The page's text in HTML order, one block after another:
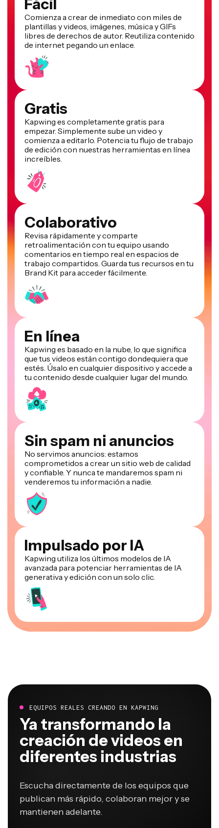
Fácil
Comienza a crear de inmediato con miles de
plantillas y videos, imágenes, música y GIFs
libres de derechos de autor. Reutiliza contenido
de internet pegando un enlace.
Gratis
Kapwing es completamente gratis para
empezar. Simplemente sube un video y
comienza a editarlo. Potencia tu flujo de trabajo
de edición con nuestras herramientas en línea
increíbles.
Colaborativo
Revisa rápidamente y comparte
retroalimentación con tu equipo usando
comentarios en tiempo real en espacios de
trabajo compartidos. Guarda tus recursos en tu
Brand Kit para acceder fácilmente.
En línea
Kapwing es basado en la nube, lo que significa
que tus videos están contigo dondequiera que
estés. Úsalo en cualquier dispositivo y accede a
tu contenido desde cualquier lugar del mundo.
Sin spam ni anuncios
No servimos anuncios: estamos
comprometidos a crear un sitio web de calidad
y confiable. Y nunca te mandaremos spam ni
venderemos tu información a nadie.
Impulsado por IA
Kapwing utiliza los últimos modelos de IA
avanzada para potenciar herramientas de IA
generativa y edición con un solo clic.
EQUIPOS REALES CREANDO EN KAPWING
Ya transformando la
creación de videos en
diferentes industrias
Escucha directamente de los equipos que
publican más rápido, colaboran mejor y se
mantienen adelante.